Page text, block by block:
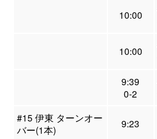
10:00
10:00
9:39
0-2
#15 伊東 ターンオー
バー(1本)
9:23